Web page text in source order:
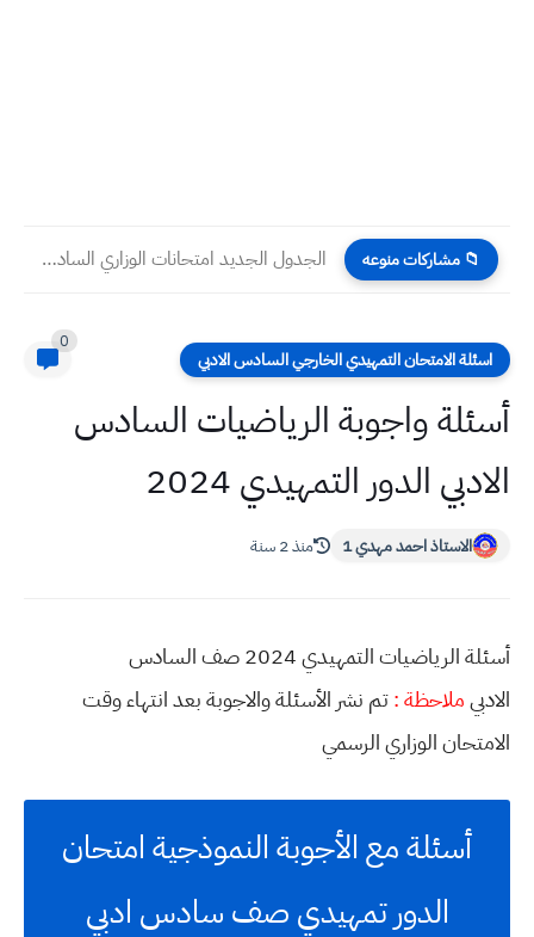
📁 مشاركات منوعه الجدول الجديد امتحانات الوزاري السادس الاعدادي 2024 الدور الأول
اسئلة الامتحان التمهيدي الخارجي السادس الادبي
0
أسئلة واجوبة الرياضيات السادس
الادبي الدور التمهيدي 2024
الاستاذ احمد مهدي 1 منذ 2 سنة
أسئلة الرياضيات التمهيدي 2024 صف السادس
الادبيملاحظة :تم نشر الأسئلة والاجوبة بعد انتهاء وقت
الامتحان الوزاري الرسمي
أسئلة مع الأجوبة النموذجية امتحان
الدور تمهيدي صف سادس ادبي